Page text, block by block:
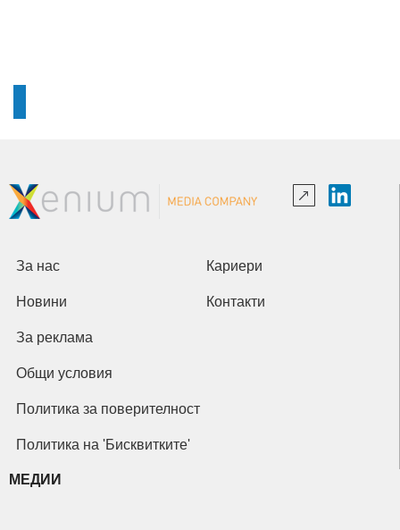
За нас Кариери
Новини Контакти
За реклама
Общи условия
Политика за поверителност
Политика на 'Бисквитките'
МЕДИИ